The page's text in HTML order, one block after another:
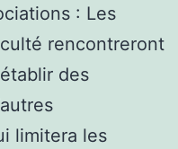
: Les
rencontreront
des
limitera les